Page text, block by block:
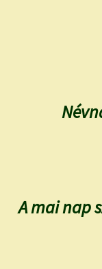
A mai nap